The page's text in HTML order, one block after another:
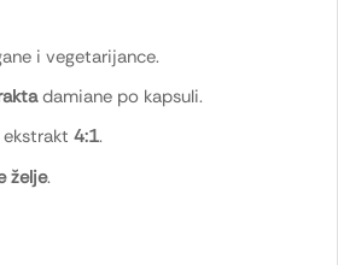
i vegetarijance.
damiane po kapsuli.
4:1.
želje.